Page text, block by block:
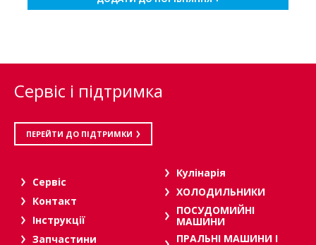
Сервіс і підтримка
ПЕРЕЙТИ ДО ПІДТРИМКИ
Сервіс
Контакт
Інструкції
Запчастини
Кулінарія
ХОЛОДИЛЬНИКИ
ПОСУДОМИЙНІ
МАШИНИ
ПРАЛЬНІ МАШИНИ І